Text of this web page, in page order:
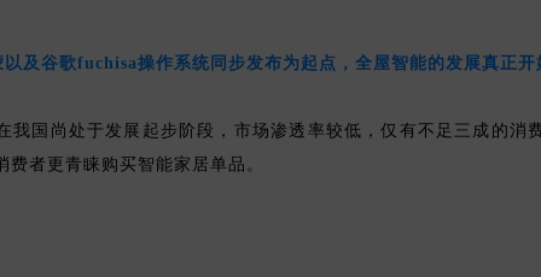
以及谷歌fuchisa操作系统同步发布为起点，全屋智能的发展真正开
我国尚处于发展起步阶段，市场渗透率较低，仅有不足三成的消
费者更青睐购买智能家居单品。